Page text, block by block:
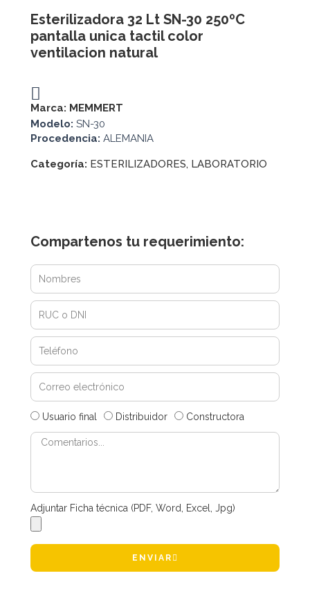
Esterilizadora 32 Lt SN-30 250ºC
pantalla unica tactil color
ventilacion natural
Marca: MEMMERT
Modelo: SN-30
Procedencia: ALEMANIA
Categoría: ESTERILIZADORES, LABORATORIO
Compartenos tu requerimiento:
Usuario final Distribuidor Constructora
Adjuntar Ficha técnica (PDF, Word, Excel, Jpg)
ENVIAR